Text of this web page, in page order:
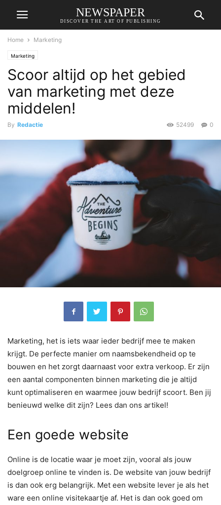
NEWSPAPER
DISCOVER THE ART OF PUBLISHING
Home Marketing
Marketing
Scoor altijd op het gebied
van marketing met deze
middelen!
By Redactie 0
52499
Marketing, het is iets waar ieder bedrijf mee te maken
krijgt. De perfecte manier om naamsbekendheid op te
bouwen en het zorgt daarnaast voor extra verkoop. Er zijn
een aantal componenten binnen marketing die je altijd
kunt optimaliseren en waarmee jouw bedrijf scoort. Ben jij
benieuwd welke dit zijn? Lees dan ons artikel!
Een goede website
Online is de locatie waar je moet zijn, vooral als jouw
doelgroep online te vinden is. De website van jouw bedrijf
is dan ook erg belangrijk. Met een website lever je als het
ware een online visitekaartje af. Het is dan ook goed om